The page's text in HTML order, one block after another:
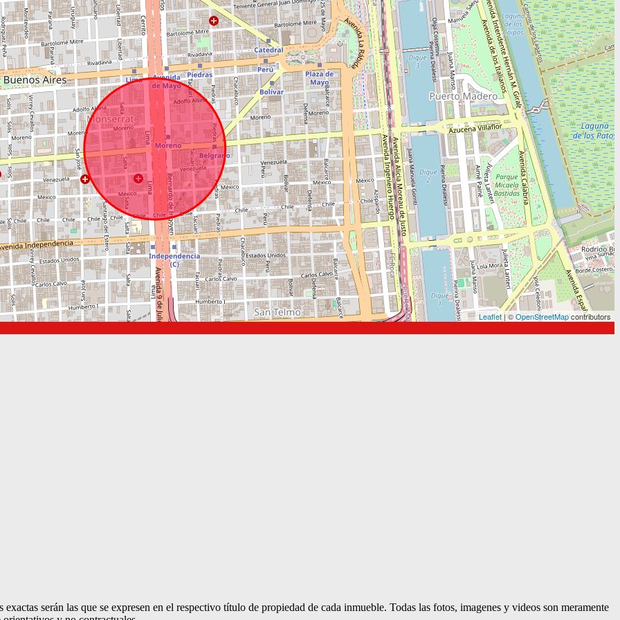
Leaflet| ©OpenStreetMapcontributors
serán las que se expresen en el respectivo título de propiedad de cada inmueble. Todas las fotos, imagenes y videos son meramente